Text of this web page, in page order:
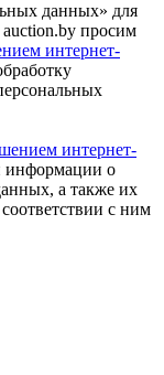
данных» для
просим
интернет-
интернет-
информации о
а также их
с ним